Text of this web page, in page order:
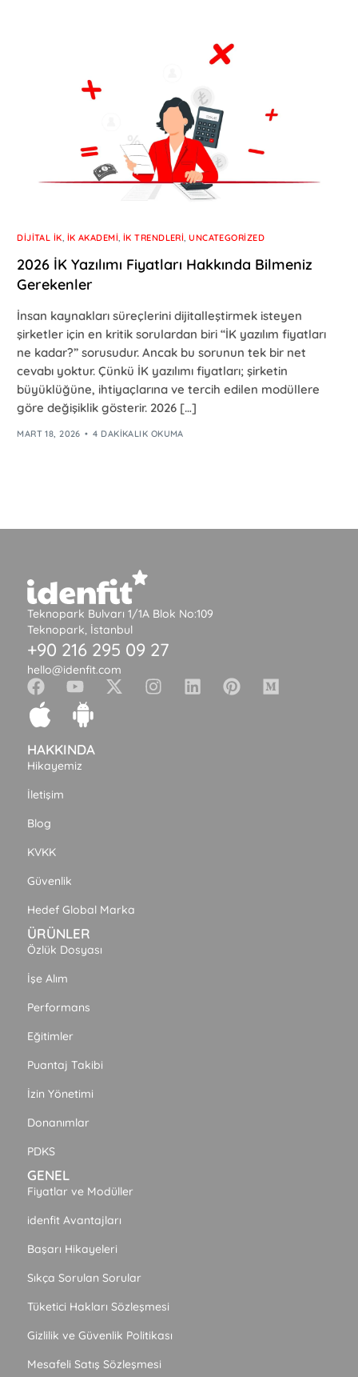
DIJITAL İK, İK AKADEMI, İK TRENDLERI,UNCATEGORIZED
2026 İK Yazılımı Fiyatları Hakkında Bilmeniz
Gerekenler
İnsan kaynakları süreçlerini dijitalleştirmek isteyen
şirketler için en kritik sorulardan biri “İK yazılım fiyatları
ne kadar?” sorusudur. Ancak bu sorunun tek bir net
cevabı yoktur. Çünkü İK yazılımı fiyatları; şirketin
büyüklüğüne, ihtiyaçlarına ve tercih edilen modüllere
göre değişiklik gösterir. 2026 […]
MART 18, 2026 4 DAKIKALIK OKUMA
Teknopark Bulvarı 1/1A Blok No:109
Teknopark, İstanbul
+90 216 295 09 27
hello@idenfit.com
HAKKINDA
Hikayemiz
İletişim
Blog
KVKK
Güvenlik
Hedef Global Marka
ÜRÜNLER
Özlük Dosyası
İşe Alım
Performans
Eğitimler
Puantaj Takibi
İzin Yönetimi
Donanımlar
PDKS
GENEL
Fiyatlar ve Modüller
idenfit Avantajları
Başarı Hikayeleri
Sıkça Sorulan Sorular
Tüketici Hakları Sözleşmesi
Gizlilik ve Güvenlik Politikası
Mesafeli Satış Sözleşmesi